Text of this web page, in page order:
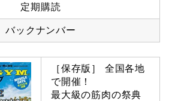
定期購読
バックナンバー
［保存版］ 全国各地
で開催！
最大級の筋肉の祭典